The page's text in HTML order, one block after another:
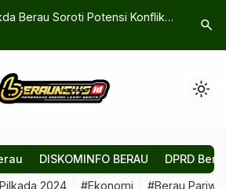
Teguhkan Komitmen untuk
BLT
Empat
search
light_mode
DISKOMINFO BERAU DPRD
2024 #Ekonomi #Berau